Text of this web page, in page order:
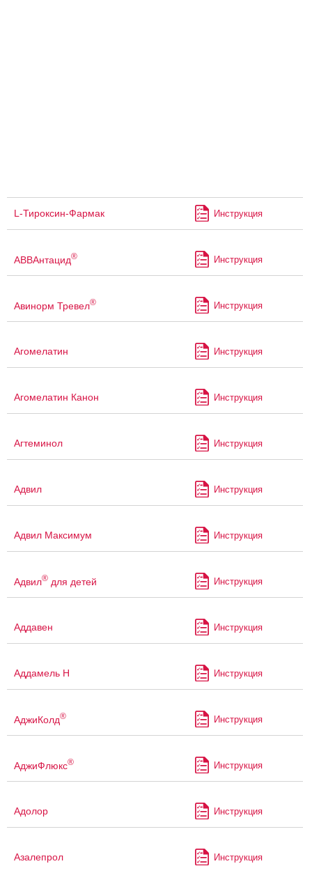
L-Тироксин-Фармак Инструкция
АВВАнтацид® Инструкция
Авинорм Тревел® Инструкция
Агомелатин Инструкция
Агомелатин Канон Инструкция
Агтеминол Инструкция
Адвил Инструкция
Адвил Максимум Инструкция
Адвил® для детей Инструкция
Аддавен Инструкция
Аддамель Н Инструкция
АджиКолд® Инструкция
АджиФлюкс® Инструкция
Адолор Инструкция
Азалепрол Инструкция